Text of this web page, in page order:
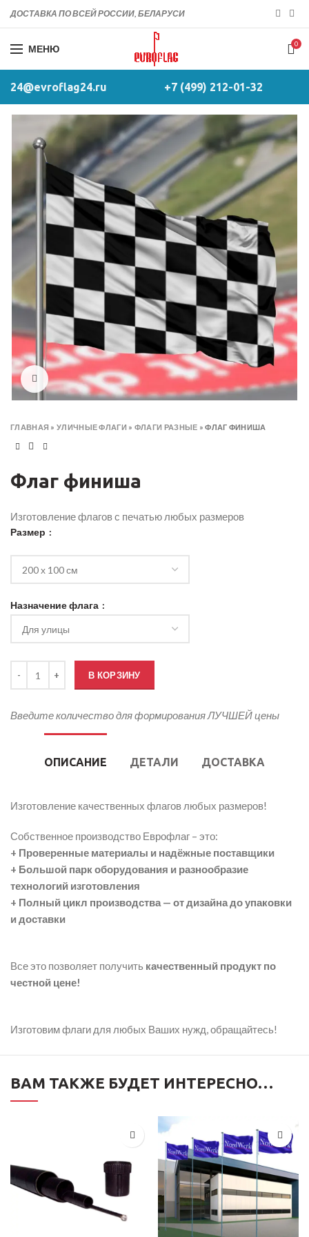
ДОСТАВКА ПО ВСЕЙ РОССИИ, БЕЛАРУСИ
МЕНЮ 0
24@evroflag24.ru +7 (499) 212-01-32
Click to enlarge
ГЛАВНАЯ »УЛИЧНЫЕ ФЛАГИ » ФЛАГИ РАЗНЫЕ »ФЛАГ ФИНИША
Флаг финиша
Изготовление флагов с печатью любых размеров
Размер
Назначение флага
В КОРЗИНУ
Введите количество для формирования ЛУЧШЕЙ цены
ОПИСАНИЕ ДЕТАЛИ ДОСТАВКА
Изготовление качественных флагов любых размеров!
Собственное производство Еврофлаг – это:
+ Проверенные материалы и надёжные поставщики
+ Большой парк оборудования и разнообразие
технологий изготовления
+ Полный цикл производства — от дизайна до упаковки
и доставки
Все это позволяет получить качественный продукт по
честной цене!
Изготовим флаги для любых Ваших нужд, обращайтесь!
ВАМ ТАКЖЕ БУДЕТ ИНТЕРЕСНО…